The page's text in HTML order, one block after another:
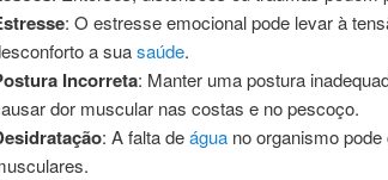
: O estresse emocional pode levar à
a suasaúde.
Incorreta: Manter uma postura
dor muscular nas costas e no pescoço.
: A falta deáguano organismo pode